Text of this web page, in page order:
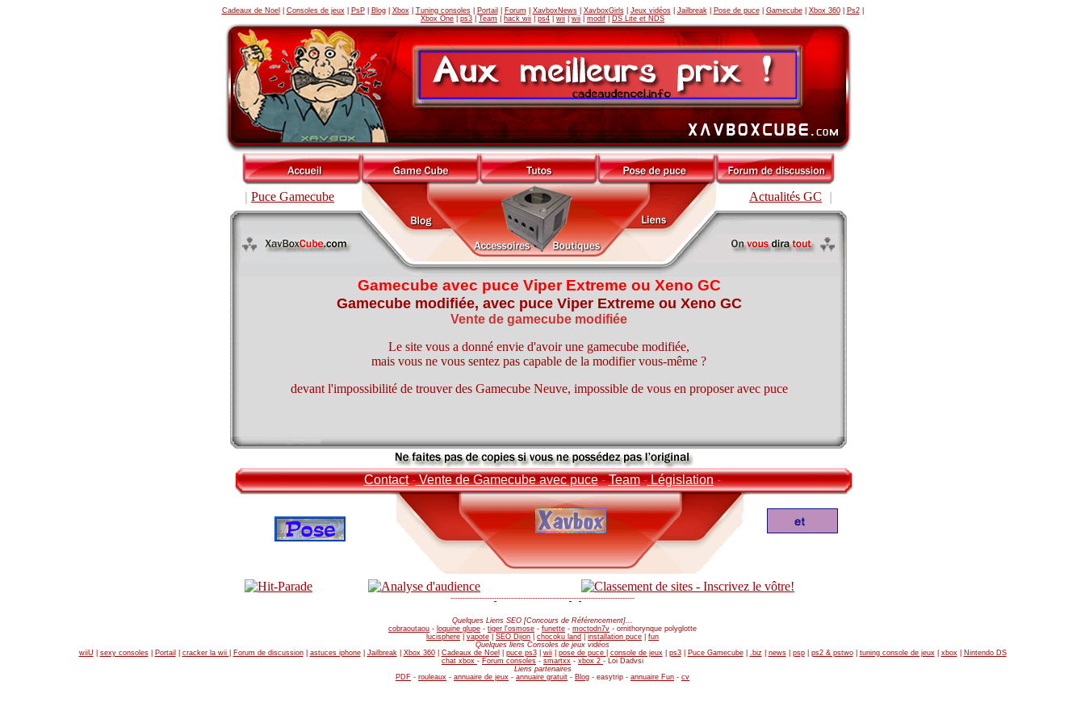
Cadeaux de Noel Consoles de jeux| PsP| Blog| Xbox| Tuning consoles| Portail Forum XavboxNews| XavboxGirls| Jeux vidéos| Jailbreak| Pose de puce| Gamecube| Xbox 360| Ps2|
Xbox One
ps3 Team hack wii ps4 wii wii modif DS Lite et NDS
Puce Gamecube Actualités GC
Gamecube avec puce Viper Extreme ou Xeno GC
Gamecube modifiée, avec puce Viper Extreme ou Xeno GC
Vente de gamecube modifiée
Le site vous a donné envie d'avoir une gamecube modifiée,
mais vous ne vous sentez pas capable de la modifier vous-même ?
devant l'impossibilité de trouver des Gamecube Neuve, impossible de vous en proposer avec puce
Contact-Vente de Gamecube avec puce-Team-Législation-
----------------------------------------------------------------------------
Quelques Liens SEO [Concours de Référencement]...
cobraoutaou - loquine glupe - tiger l'osmose - funette - moctodn7v - ornithorynque polyglotte
lucisphere
vapote SEO Dijon chocoku land installation puce
fun
Quelques liens Consoles de jeux vidéos
wiiU
sexy consoles| Portail cracker la wii Forum de discussion| astuces iphone| Jailbreak| Xbox 360| Cadeaux de Noel puce ps3| wii| pose de puce console de jeux| ps3| Puce Gamecube| .biz news| psp| ps2 & pstwo| tuning console de jeux| xbox|
Nintendo DS
chat xbox - Forum consoles - smartxx - xbox 2 - Loi Dadvsi
Liens partenaires
PDF - rouleaux - annuaire de jeux - annuaire gratuit - Blog - easytrip - annuaire Fun - cv